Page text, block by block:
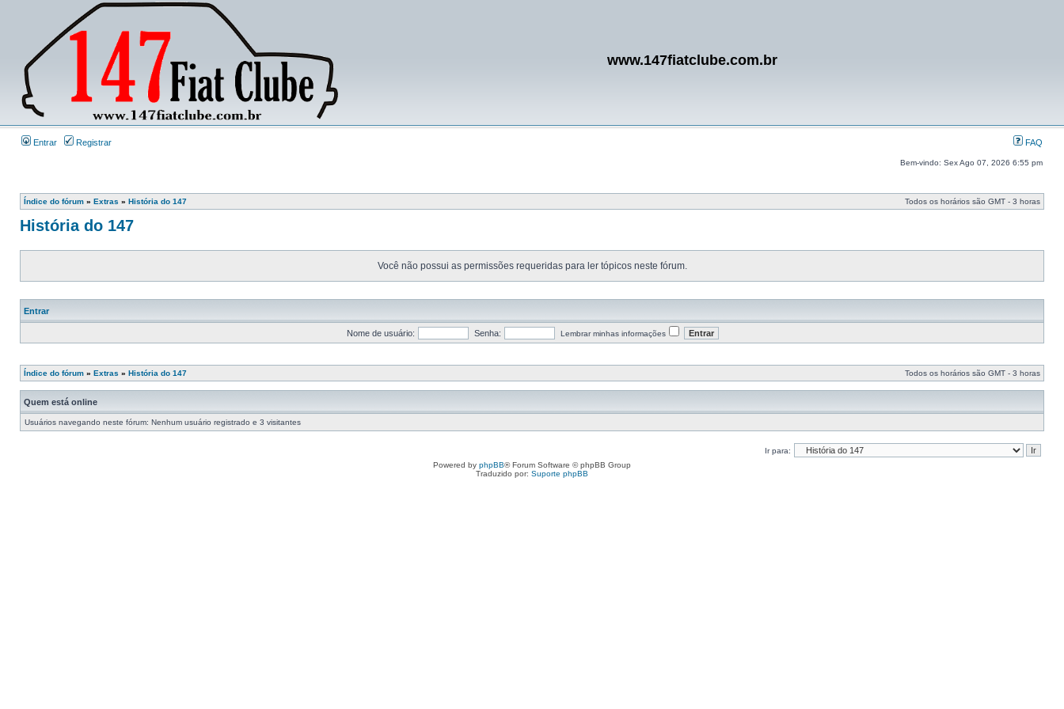
www.147fiatclube.com.br
Entrar Registrar FAQ
Bem-vindo: Sex Ago 07, 2026 6:55 pm
Índice do fórum » Extras » História do 147 Todos os horários são GMT - 3 horas
História do 147
Você não possui as permissões requeridas para ler tópicos neste fórum.
Entrar
Nome de usuário: Senha: Lembrar minhas informações
Índice do fórum » Extras » História do 147 Todos os horários são GMT - 3 horas
Quem está online
Usuários navegando neste fórum: Nenhum usuário registrado e 3 visitantes
Ir para:
Powered by phpBB® Forum Software © phpBB Group
Traduzido por: Suporte phpBB